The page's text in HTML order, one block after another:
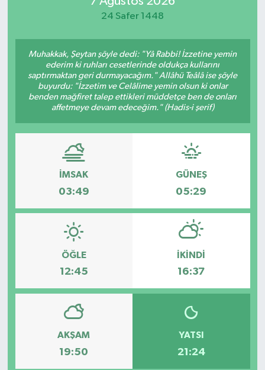
24 Safer 1448
Muhakkak, Şeytan şöyle dedi: "Yâ Rabbi! İzzetine yemin
ederim ki ruhları cesetlerinde oldukça kullarını
saptırmaktan geri durmayacağım." Allâhü Teâlâ ise şöyle
buyurdu: "İzzetim ve Celâlime yemin olsun ki onlar
benden mağfiret talep ettikleri müddetçe ben de onları
affetmeye devam edeceğim." (Hadis-i şerif)
İMSAK
03:49
GÜNEŞ
05:29
ÖĞLE
12:45
İKINDI
16:37
AKŞAM
19:50
YATSI
21:24
Özel
Resmi İlanlar
Sağlık
Yerel Yönetimler